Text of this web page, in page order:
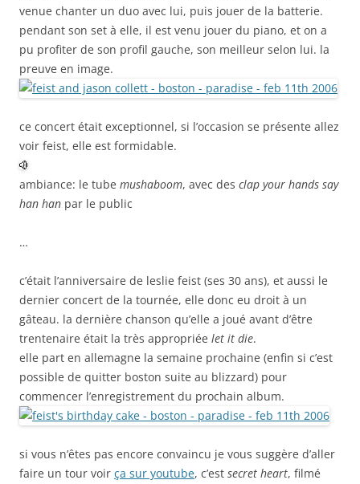
–
live
au
–
février
venue chanter un duo avec lui, puis jouer de la batterie.
pendant son set à elle, il est venu jouer du piano, et on a
pu profiter de son profil gauche, son meilleur selon lui. la
preuve en image.
ce concert était exceptionnel, si l’occasion se présente allez
voir feist, elle est formidable.
ambiance: le tube mushaboom, avec des clap your hands say
han han par le public
…
c’était l’anniversaire de leslie feist (ses 30 ans), et aussi le
dernier concert de la tournée, elle donc eu droit à un
gâteau. la dernière chanson qu’elle a joué avant d’être
trentenaire était la très appropriée let it die.
elle part en allemagne la semaine prochaine (enfin si c’est
possible de quitter boston suite au blizzard) pour
commencer l’enregistrement du prochain album.
si vous n’êtes pas encore convaincu je vous suggère d’aller
faire un tour voir ça sur youtube, c’est secret heart, filmé